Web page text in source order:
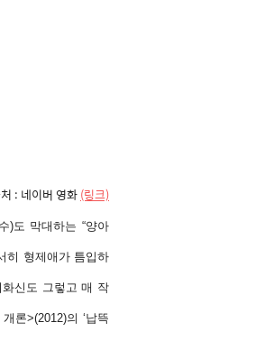
: 네이버 영화(링크)
)도 막대하는 “양아
히 형제애가 틈입하
신도 그렇고 매 작
론>(2012)의 ‘납뜩